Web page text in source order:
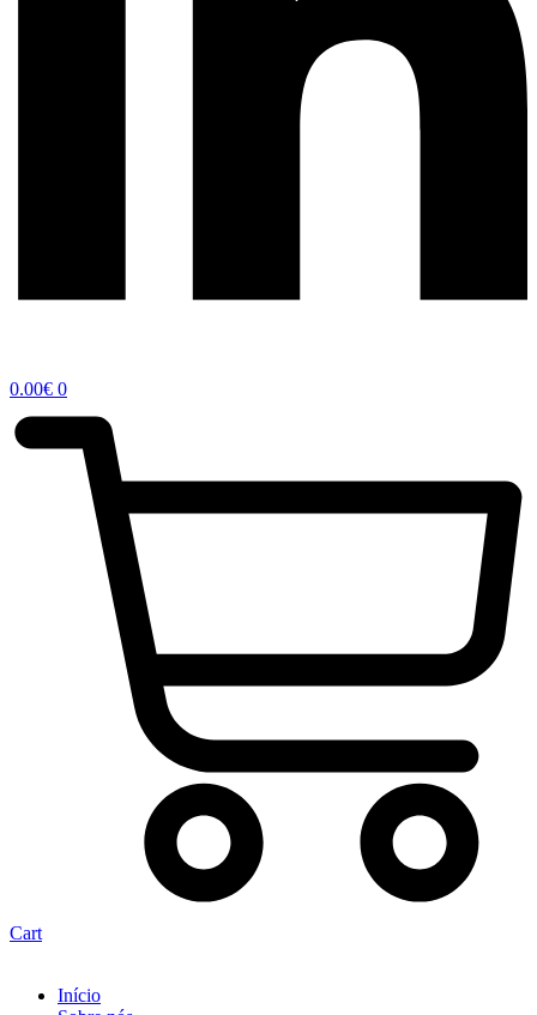
0.00€ 0
Cart
Início